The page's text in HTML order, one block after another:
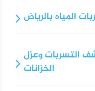
المياه بالرياض
التسربات وعزل
الخزانات